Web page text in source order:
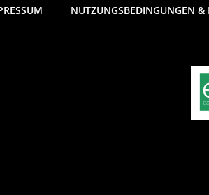
NUTZUNGSBEDINGUNGEN &